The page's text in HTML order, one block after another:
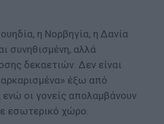
η Νορβηγία, η Δανία
συνηθισμένη, αλλά
δεκαετιών. Δεν είναι
έξω από
οι γονείς απολαμβάνουν
εσωτερικό χώρο.